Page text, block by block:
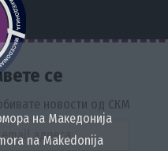
на Македонија
na Makedonija
се
новости од СКМ